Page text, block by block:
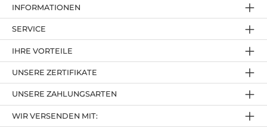
IHRE VORTEILE
UNSERE ZAHLUNGSARTEN
UNSERE ZERTIFIKATE
INFORMATIONEN
SERVICE
WIR VERSENDEN MIT: